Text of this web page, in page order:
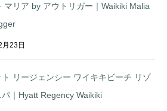
マリア by アウトリガー｜Waikiki Malia
23日
リージェンシー ワイキキビーチ リゾ
パ｜Hyatt Regency Waikiki